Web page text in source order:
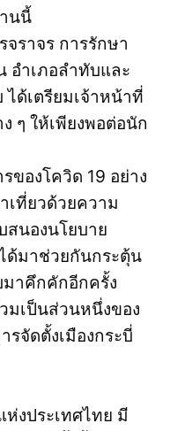
นนี้
ราจร การรักษา
อำเภอลำทับและ
ด้เตรียมเจ้าหน้าที่
ๆ ให้เพียงพอต่อนัก
ของโควิด 19 อย่าง
เที่ยวด้วยความ
สนองนโยบาย
ด้มาช่วยกันกระตุ้น
าคึกคักอีกครั้ง
มเป็นส่วนหนึ่งของ
รจัดตั้งเมืองกระบี่
งประเทศไทย มี